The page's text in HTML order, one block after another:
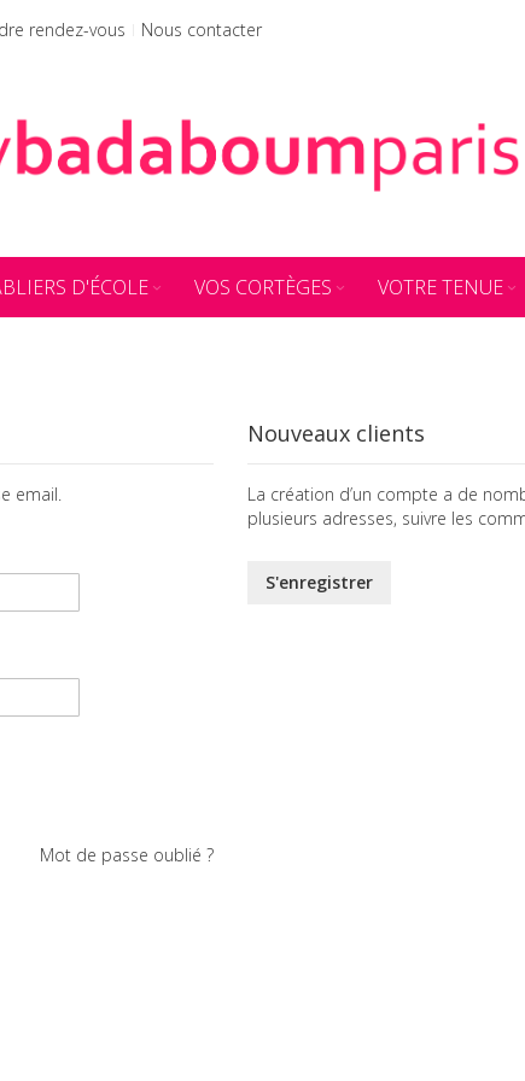
rendez-vous Nous contacter
D'ÉCOLE VOS CORTÈGES VOTRE TENUE
email.
Mot de passe oublié ?
Nouveaux clients
La création d’un compte a de
plusieurs adresses, suivre les
S'enregistrer